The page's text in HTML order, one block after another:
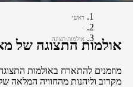
ראשי
אולמות תצוגה
אולמות התצוגה של
מוזמנים להתארח באולמות התצוגה
מקרוב וליהנות מהחוויה המלאה של